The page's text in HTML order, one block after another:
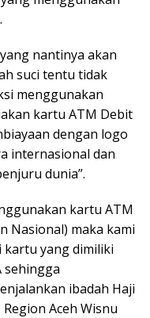
nantinya akan
suci tentu tidak
menggunakan
kartu ATM Debit
dengan logo
internasional dan
dunia”.
kartu ATM
Nasional) maka kami
yang dimiliki
sehingga
ibadah Haji
Region Aceh Wisnu